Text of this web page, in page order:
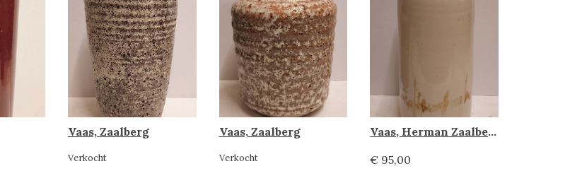
Vaas, Zaalberg
Verkocht
Vaas, Zaalberg
Verkocht
Vaas, Herman Zaalberg
€ 95,00